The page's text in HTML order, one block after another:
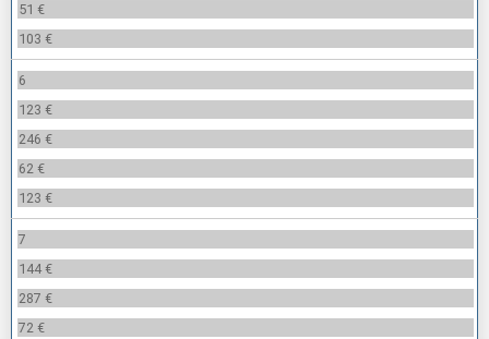
51 €
103 €
6
123 €
246 €
62 €
123 €
7
144 €
287 €
72 €